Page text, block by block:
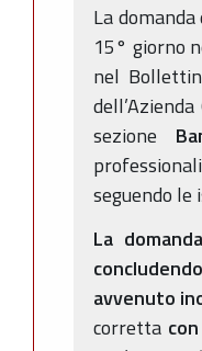
La
15° giorno
nel
sezione
seguendo
La
avvenuto
corretta